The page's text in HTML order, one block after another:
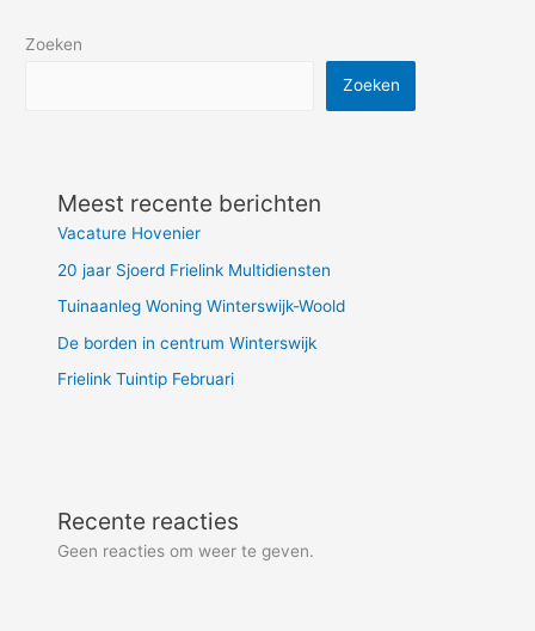
Zoeken
Zoeken
Meest recente berichten
Vacature Hovenier
20 jaar Sjoerd Frielink Multidiensten
Tuinaanleg Woning Winterswijk-Woold
De borden in centrum Winterswijk
Frielink Tuintip Februari
Recente reacties
Geen reacties om weer te geven.